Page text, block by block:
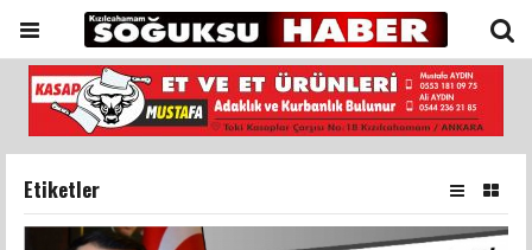
Etiketler